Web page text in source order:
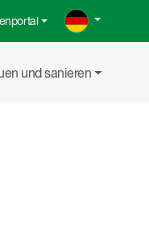
und sanieren